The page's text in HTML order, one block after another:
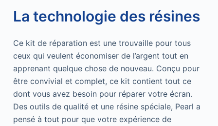
La technologie des résines
Ce kit de réparation est une trouvaille pour tous
ceux qui veulent économiser de l’argent tout en
apprenant quelque chose de nouveau. Conçu pour
être convivial et complet, ce kit contient tout ce
dont vous avez besoin pour réparer votre écran.
Des outils de qualité et une résine spéciale, Pearl a
pensé à tout pour que votre expérience de